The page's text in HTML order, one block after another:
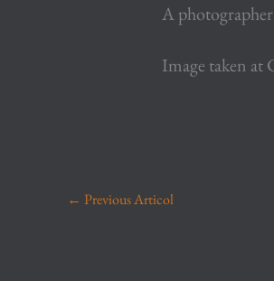
A photographer
Image taken at
← Previous Articol